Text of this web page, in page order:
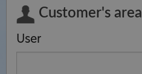
Customer's area
User